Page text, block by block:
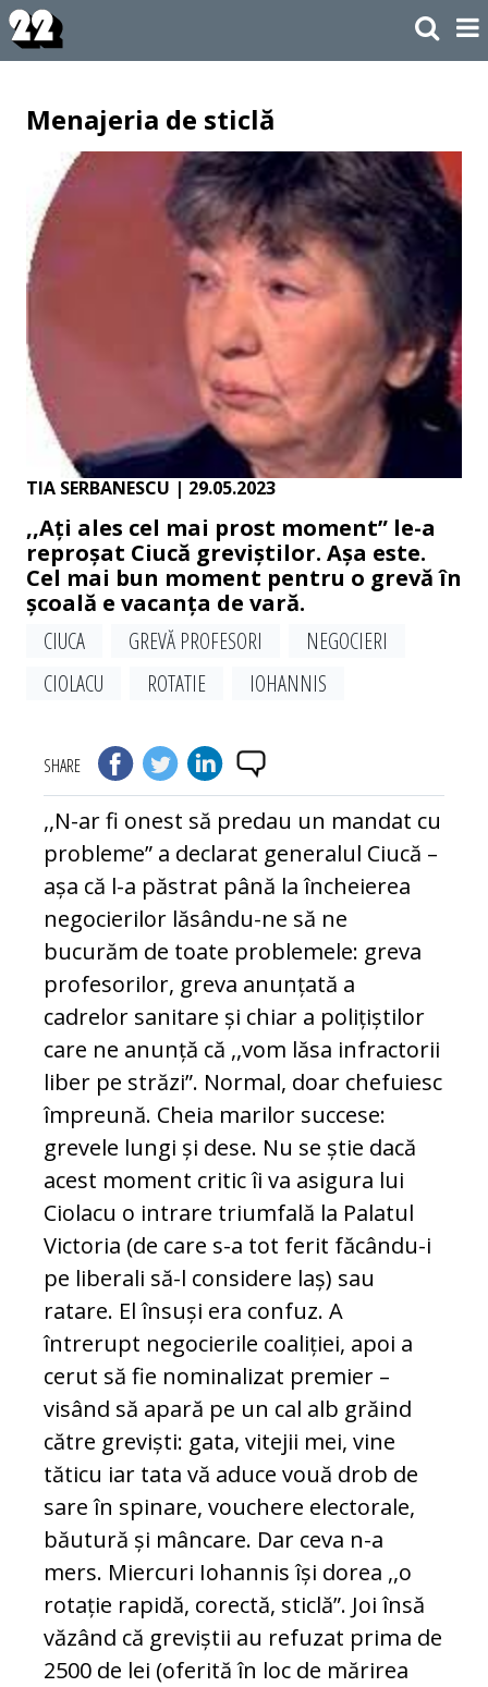
Menajeria de sticlă
TIA SERBANESCU | 29.05.2023
,,Ați ales cel mai prost moment” le-a
reproșat Ciucă greviștilor. Așa este.
Cel mai bun moment pentru o grevă în
școală e vacanța de vară.
CIUCA
GREVĂ PROFESORI
NEGOCIERI
CIOLACU
ROTATIE IOHANNIS
SHARE
,,N-ar fi onest să predau un mandat cu
probleme” a declarat generalul Ciucă –
așa că l-a păstrat până la încheierea
negocierilor lăsându-ne să ne
bucurăm de toate problemele: greva
profesorilor, greva anunțată a
cadrelor sanitare și chiar a polițiștilor
care ne anunță că ,,vom lăsa infractorii
liber pe străzi”. Normal, doar chefuiesc
împreună. Cheia marilor succese:
grevele lungi și dese. Nu se știe dacă
acest moment critic îi va asigura lui
Ciolacu o intrare triumfală la Palatul
Victoria (de care s-a tot ferit făcându-i
pe liberali să-l considere laș) sau
ratare. El însuși era confuz. A
întrerupt negocierile coaliției, apoi a
cerut să fie nominalizat premier –
visând să apară pe un cal alb grăind
către greviști: gata, vitejii mei, vine
tăticu iar tata vă aduce vouă drob de
sare în spinare, vouchere electorale,
băutură și mâncare. Dar ceva n-a
mers. Miercuri Iohannis își dorea ,,o
rotație rapidă, corectă, sticlă”. Joi însă
văzând că greviștii au refuzat prima de
2500 de lei (oferită în loc de mărirea